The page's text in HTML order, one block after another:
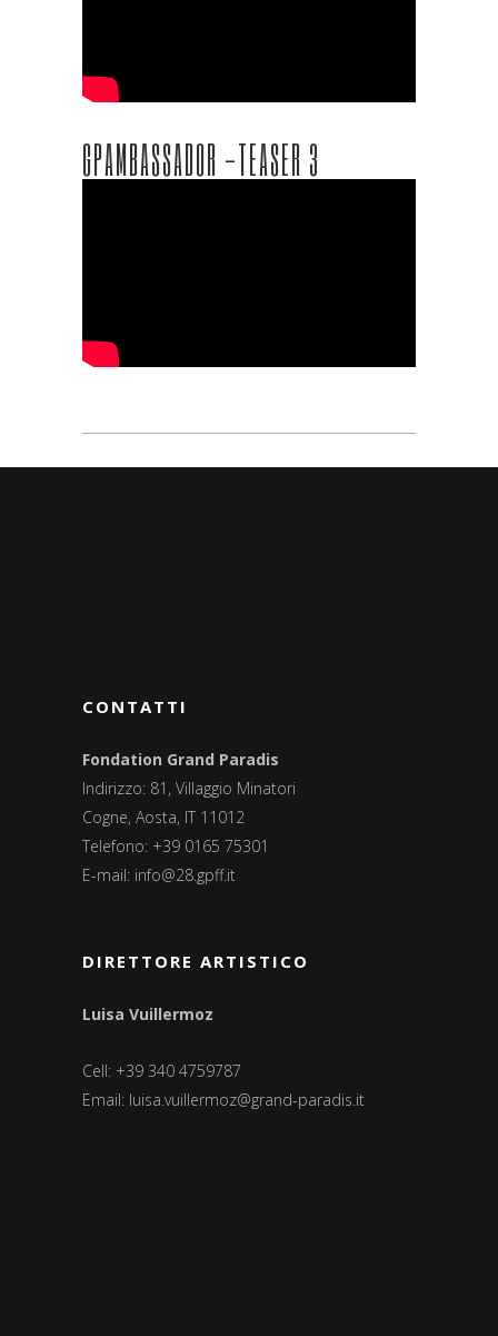
GPAMBASSADOR -TEASER 3
CONTATTI
Fondation Grand Paradis
Indirizzo: 81, Villaggio Minatori
Cogne, Aosta, IT 11012
Telefono: +39 0165 75301
E-mail: info@28.gpff.it
DIRETTORE ARTISTICO
Luisa Vuillermoz
Cell: +39 340 4759787
Email: luisa.vuillermoz@grand-paradis.it